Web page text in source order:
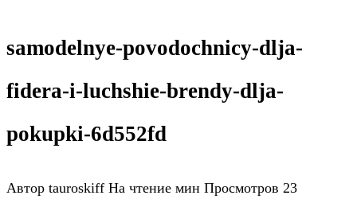
samodelnye-povodochnicy-dlja-
fidera-i-luchshie-brendy-dlja-
pokupki-6d552fd
Автор tauroskiff На чтение мин Просмотров 23